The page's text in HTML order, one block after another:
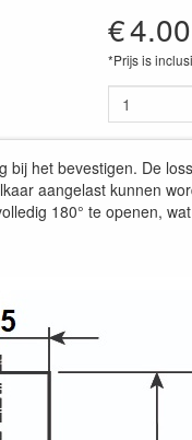
€4.00
*Prijs is
het bevestigen. De
aangelast kunnen
180° te openen,